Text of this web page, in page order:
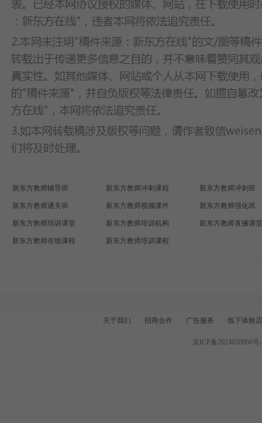
新东方教师辅导班 新东方教师冲刺课程 新东方教师冲刺班
新东方教师通关班 新东方教师视频课件 新东方教师强化班
新东方教师培训课堂 新东方教师培训机构 新东方教师直播课堂
新东方教师在线课程 新东方教师培训课程
关于我们 招商合作 广告服务 线下体验店
京ICP备2024050960号